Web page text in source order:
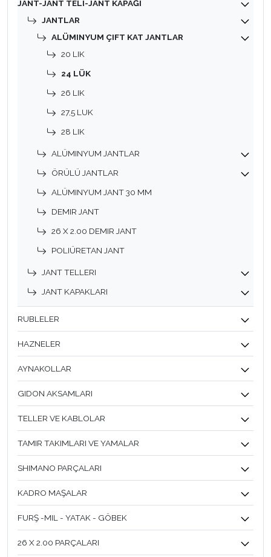
JANT-JANT TELI-JANT KAPAĞI
JANTLAR
ALÜMINYUM ÇIFT KAT JANTLAR
20 LIK
24 LÜK
26 LIK
27,5 LUK
28 LIK
ALÜMINYUM JANTLAR
ÖRÜLÜ JANTLAR
ALÜMINYUM JANT 30 MM
DEMIR JANT
26 X 2.00 DEMIR JANT
POLIÜRETAN JANT
JANT TELLERI
JANT KAPAKLARI
RUBLELER
HAZNELER
AYNAKOLLAR
GIDON AKSAMLARI
TELLER VE KABLOLAR
TAMIR TAKIMLARI VE YAMALAR
SHIMANO PARÇALARI
KADRO MAŞALAR
FURŞ -MIL - YATAK - GÖBEK
26 X 2.00 PARÇALARI